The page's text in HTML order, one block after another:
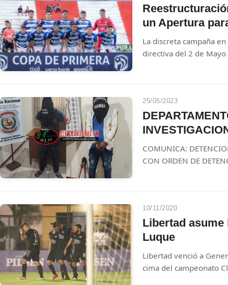
un Apertura
La discreta campaña
directiva del 2 de
25/05/2023
COMUNICA:
CON ORDEN DE
10/11/2020
Libertad
Luque
Libertad venció a
cima del campeonato